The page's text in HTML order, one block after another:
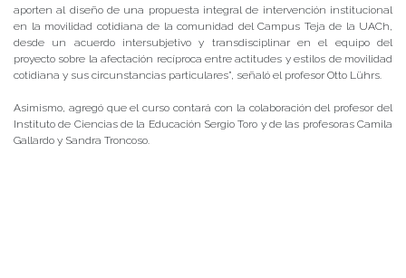
aporten al diseño de una propuesta integral de intervención institucional
en la movilidad cotidiana de la comunidad del Campus Teja de la UACh,
desde un acuerdo intersubjetivo y transdisciplinar en el equipo del
proyecto sobre la afectación recíproca entre actitudes y estilos de movilidad
cotidiana y sus circunstancias particulares”, señaló el profesor Otto Lührs.
Asimismo, agregó que el curso contará con la colaboración del profesor del
Instituto de Ciencias de la Educación Sergio Toro y de las profesoras Camila
Gallardo y Sandra Troncoso.